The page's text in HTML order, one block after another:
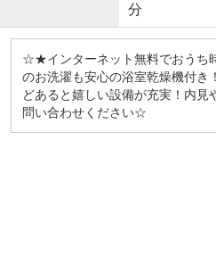
分
☆★インターネット無料でおうち
のお洗濯も安心の浴室乾燥機付き
どあると嬉しい設備が充実！内見
問い合わせください☆